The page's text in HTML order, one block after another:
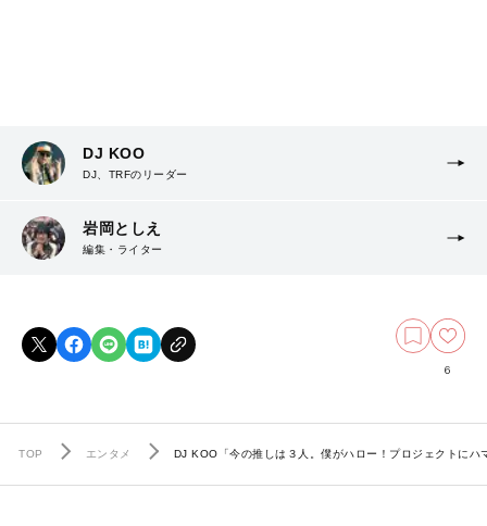
DJ KOO
DJ、TRFのリーダー
岩岡としえ
編集・ライター
6
TOP エンタメ DJ KOO「今の推しは３人。僕がハロー！プロジェクトにハ